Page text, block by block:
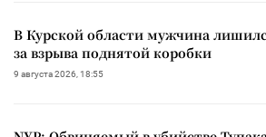
В Курской области мужчина
за взрыва поднятой коробки
9 августа 2026, 18:55